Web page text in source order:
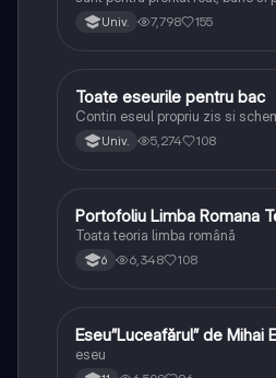
lipsesc relatiile dintre personaje
Univ. 7,798 155
Limba și literatura română
Toate eseurile pentru bac
Contin eseul propriu zis si
Univ. 5,274 108
Limba și literatura română
Portofoliu Limba Romana
Toata teoria limba română
6 6,348 108
Limba și literatura română
Eseu”Luceafărul” de Mihai
eseu